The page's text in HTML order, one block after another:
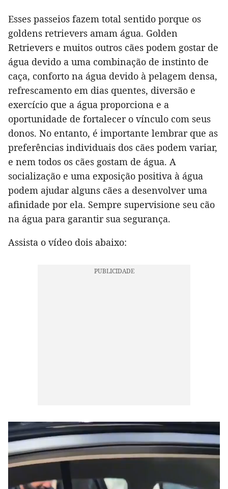
Esses passeios fazem total sentido porque os
goldens retrievers amam água. Golden
Retrievers e muitos outros cães podem gostar de
água devido a uma combinação de instinto de
caça, conforto na água devido à pelagem densa,
refrescamento em dias quentes, diversão e
exercício que a água proporciona e a
oportunidade de fortalecer o vínculo com seus
donos. No entanto, é importante lembrar que as
preferências individuais dos cães podem variar,
e nem todos os cães gostam de água. A
socialização e uma exposição positiva à água
podem ajudar alguns cães a desenvolver uma
afinidade por ela. Sempre supervisione seu cão
na água para garantir sua segurança.
Assista o vídeo dois abaixo: